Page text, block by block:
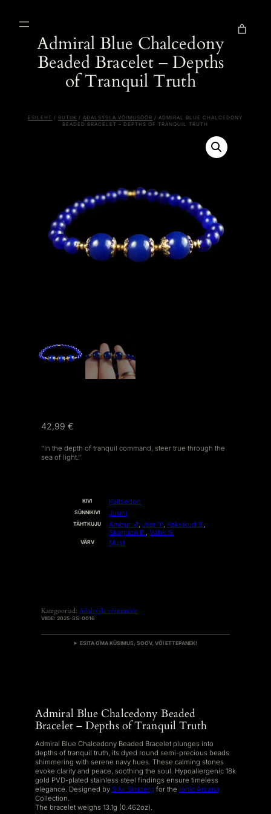
Admiral Blue Chalcedony
Beaded Bracelet – Depths
of Tranquil Truth
ESILEHT /BUTIIK /AÐALSÝSLA VÕIMUSÕÕR / ADMIRAL BLUE CHALCEDONY
BEADED BRACELET – DEPTHS OF TRANQUIL TRUTH
42,99 €
“In the depth of tranquil command, steer true through the
sea of light.”
Ä
R
T
S
KIVI Kaltsedon
SÜNNIKIVI Juuni
TÄHTKUJU Ambur ♐︎, Jäär ♈︎, Kaksikud ♊︎,
Skorpion ♏︎ , Vähk ♋︎
VÄRV Must
Kategooriad: Aðalsýsla võimusõõr
VIIDE: 2025-SS-0016
ESITA OMA KÜSIMUS, SOOV, VÕI ETTEPANEK!
Admiral Blue Chalcedony Beaded
Bracelet – Depths of Tranquil Truth
Admiral Blue Chalcedony Beaded Bracelet plunges into
depths of tranquil truth, its dyed round semi-precious beads
shimmering with serene navy hues. These calming stones
evoke clarity and peace, soothing the soul. Hypoallergenic 18k
gold PVD-plated stainless steel findings ensure timeless
elegance. Designed by Silvi Simberg for the Ionic Arcana
Collection.
The bracelet weighs 13.1g (0.462oz).